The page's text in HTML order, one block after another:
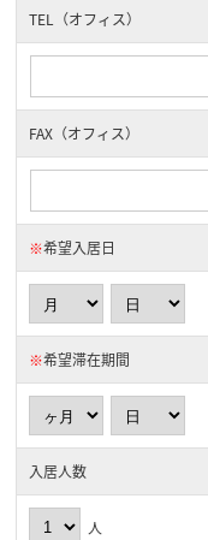
TEL（オフィス）
FAX（オフィス）
※希望入居日
※希望滞在期間
入居人数
人